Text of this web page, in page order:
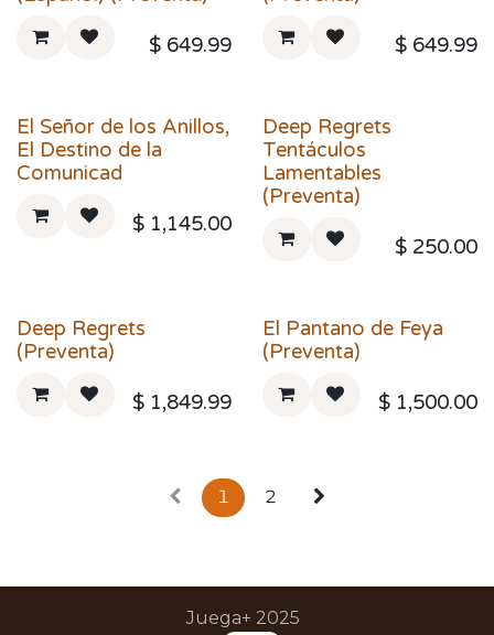
$ 649.99 $ 649.99
El Señor de los Anillos,
El Destino de la
Comunicad
$ 1,145.00
Deep Regrets
Tentáculos
Lamentables
(Preventa)
$ 250.00
Deep Regrets
(Preventa)
$ 1,849.99
El Pantano de Feya
(Preventa)
$ 1,500.00
1 2
Juega+ 2025